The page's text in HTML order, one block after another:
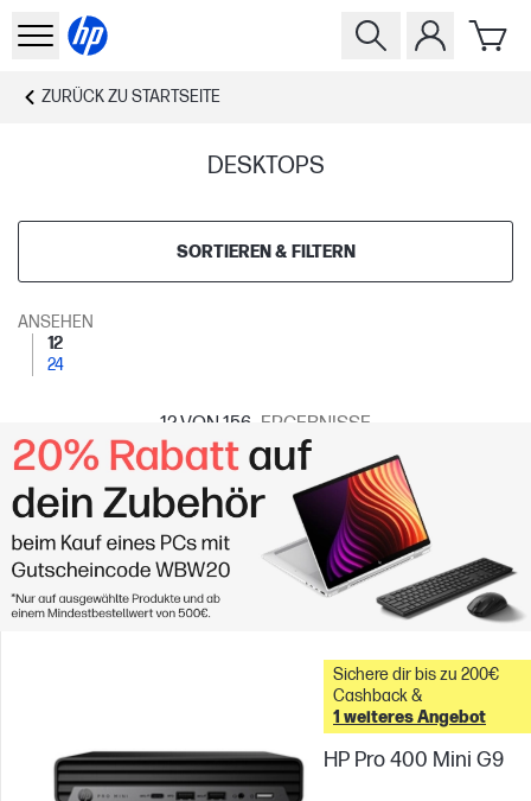
ZURÜCK ZU STARTSEITE
DESKTOPS
SORTIEREN & FILTERN
ANSEHEN
12
24
12VON 156 ERGEBNISSE
Sichere dir bis zu 200€
Cashback &
1 weiteres Angebot
HP Pro 400 Mini G9